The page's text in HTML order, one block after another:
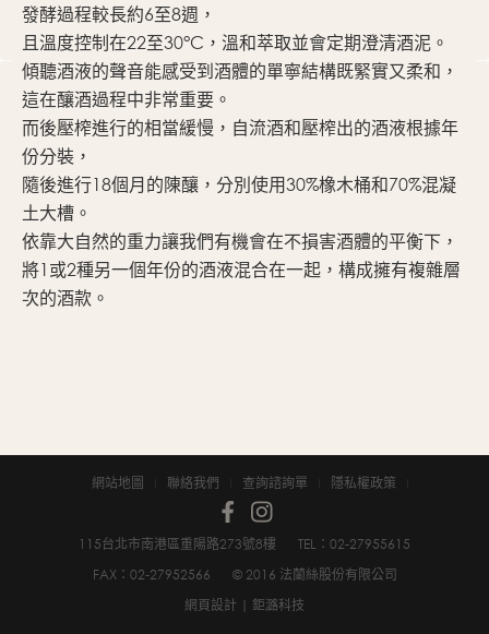
發酵過程較長約6至8週，
且溫度控制在22至30°C，溫和萃取並會定期澄清酒泥。
傾聽酒液的聲音能感受到酒體的單寧結構既緊實又柔和，
這在釀酒過程中非常重要。
而後壓榨進行的相當緩慢，自流酒和壓榨出的酒液根據年
份分裝，
隨後進行18個月的陳釀，分別使用30%橡木桶和70%混凝
土大槽。
依靠大自然的重力讓我們有機會在不損害酒體的平衡下，
將1或2種另一個年份的酒液混合在一起，構成擁有複雜層
次的酒款。
網站地圖 聯絡我們 查詢諮詢單 隱私權政策
115台北市南港區重陽路273號8樓
TEL：02-2795­5615
FAX：02-2795­2566
© 2016 法蘭絲股份有限公司
網頁設計 | 鉅潞科技